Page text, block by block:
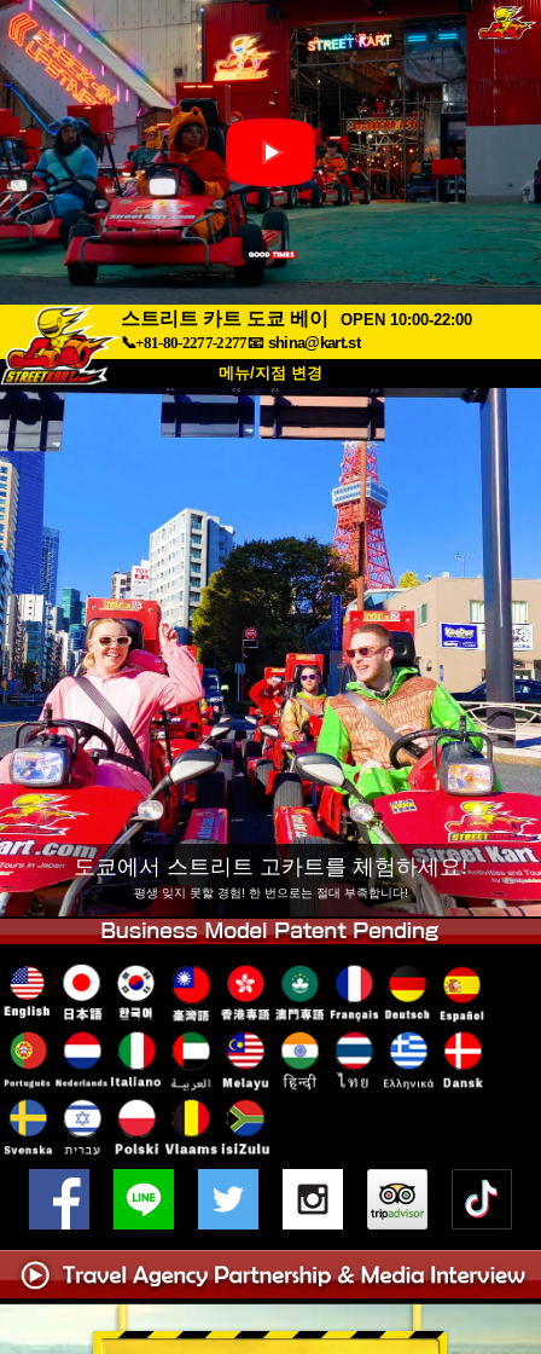
스트리트 카트 도쿄 베이
OPEN 10:00-22:00
📞+81-80-2277-2277📧 shina@kart.st
메뉴/지점 변경
최상단
자주 묻는 질문
회사 정보 예약
지점 변경
도쿄 시나가와 #1 도쿄 아키하바라#1
도쿄 아키하바라#2 도쿄 시부야
도쿄 시부야 애넥스 도쿄 베이
도쿄 아사쿠사 오사카
오키나와
도쿄에서 스트리트 고카트를 체험하세요!
평생 잊지 못할 경험! 한 번으로는 절대 부족합니다!